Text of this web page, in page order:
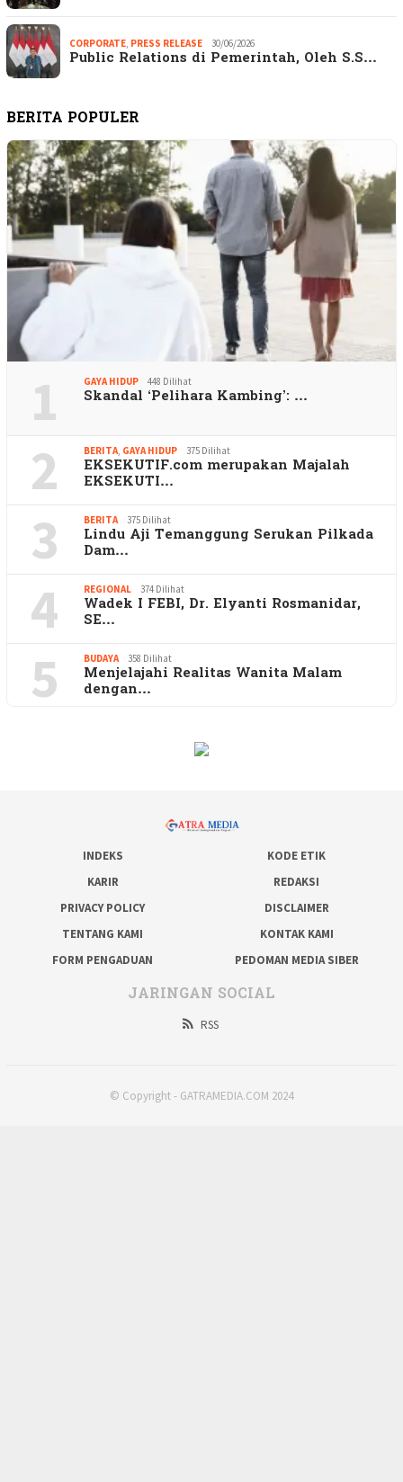
CORPORATE PRESS RELEASE 30/06/2026
Public Relations di Pemerintah, Oleh S.S…
BERITA POPULER
1 GAYA HIDUP 448 Dilihat
Skandal ‘Pelihara Kambing’: …
2 BERITA GAYA HIDUP 375 Dilihat
EKSEKUTIF.com merupakan Majalah
EKSEKUTI…
3 BERITA 375 Dilihat
Lindu Aji Temanggung Serukan Pilkada
Dam…
4 REGIONAL 374 Dilihat
Wadek I FEBI, Dr. Elyanti Rosmanidar,
SE…
5 BUDAYA 358 Dilihat
Menjelajahi Realitas Wanita Malam
dengan…
INDEKS
KODE ETIK
KARIR
REDAKSI
PRIVACY POLICY
DISCLAIMER
TENTANG KAMI
KONTAK KAMI
FORM PENGADUAN
PEDOMAN MEDIA SIBER
JARINGAN SOCIAL
RSS
© Copyright - GATRAMEDIA.COM 2024